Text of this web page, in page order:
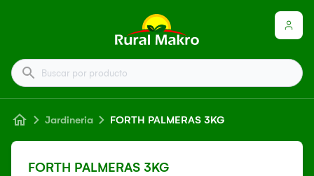
Buscar por producto
Jardineria FORTH PALMERAS 3KG
FORTH PALMERAS 3KG